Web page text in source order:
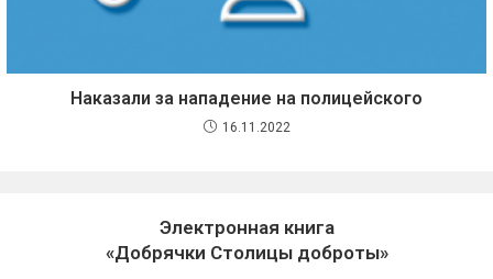
Наказали за нападение на полицейского
16.11.2022
Электронная книга
«Добрячки Столицы доброты»